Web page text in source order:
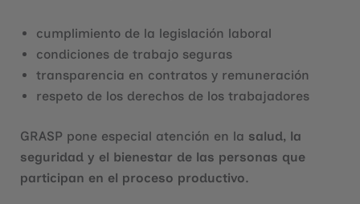
cumplimiento de la legislación laboral
condiciones de trabajo seguras
transparencia en contratos y remuneración
respeto de los derechos de los trabajadores
GRASP pone especial atención en la salud, la
seguridad y el bienestar de las personas que
participan en el proceso productivo.